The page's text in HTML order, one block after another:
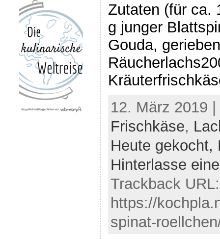
Zutaten (für ca.
g junger
Gouda,
12. März 2019
Frischkäse,
Heute gekocht,
Hinterlasse
Trackback URL:
https://
spinat-